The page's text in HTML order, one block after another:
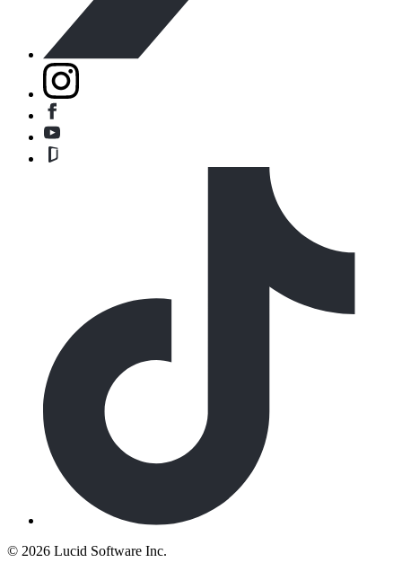
© 2026 Lucid Software Inc.